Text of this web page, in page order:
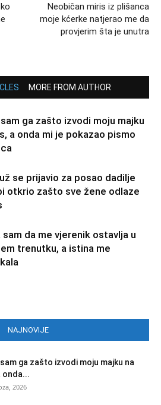
Neobičan miris iz plišanca
moje kćerke natjerao me da
provjerim šta je unutra
MORE FROM AUTHOR
ga zašto izvodi moju majku
a onda mi je pokazao pismo
se prijavio za posao dadilje
otkrio zašto sve žene odlaze
sam da me vjerenik ostavlja u
trenutku, a istina me
NAJNOVIJE
ga zašto izvodi moju majku na
onda...
2026